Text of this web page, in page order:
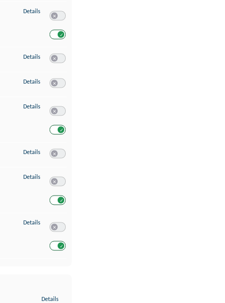
Details zu Verwendung reduzierter Daten zur Auswahl von Werbeanzeigen
Details zu Erstellung von Profilen für personalisierte Werbung
Details zu Verwendung von Profilen zur Auswahl personalisierter Werbung
Details zu Messung der Werbeleistung
Details zu Messung der Performance von Inhalten
Details zu Analyse von Zielgruppen durch Statistiken oder Kombinationen von
Details zu Entwicklung und Verbesserung der Angebote
Details